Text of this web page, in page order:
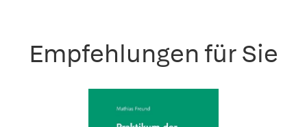
Empfehlungen für Sie